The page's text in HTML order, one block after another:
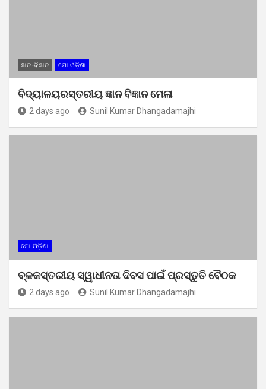
ଜ୍ଞାନ-ବିଜ୍ଞାନ ମୋ ଓଡ଼ିଶା
ବିଦ୍ୟାଳୟରସ୍ତରୀୟ ଜ୍ଞାନ ବିଜ୍ଞାନ ମେଳା
2 days ago Sunil Kumar Dhangadamajhi
ମୋ ଓଡ଼ିଶା
ବ୍ଳକସ୍ତରୀୟ ସ୍ୱାଧୀନତା ଦିବସ ପାଇଁ ପ୍ରସ୍ତୁତି ବୈଠକ
2 days ago Sunil Kumar Dhangadamajhi